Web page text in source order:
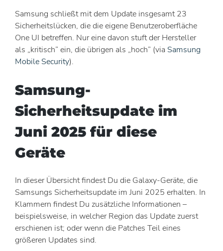
Samsung schließt mit dem Update insgesamt 23
Sicherheitslücken, die die eigene Benutzeroberfläche
One UI betreffen. Nur eine davon stuft der Hersteller
als „kritisch” ein, die übrigen als „hoch” (via Samsung
Mobile Security).
Samsung-
Sicherheitsupdate im
Juni 2025 für diese
Geräte
In dieser Übersicht findest Du die Galaxy-Geräte, die
Samsungs Sicherheitsupdate im Juni 2025 erhalten. In
Klammern findest Du zusätzliche Informationen –
beispielsweise, in welcher Region das Update zuerst
erschienen ist; oder wenn die Patches Teil eines
größeren Updates sind.